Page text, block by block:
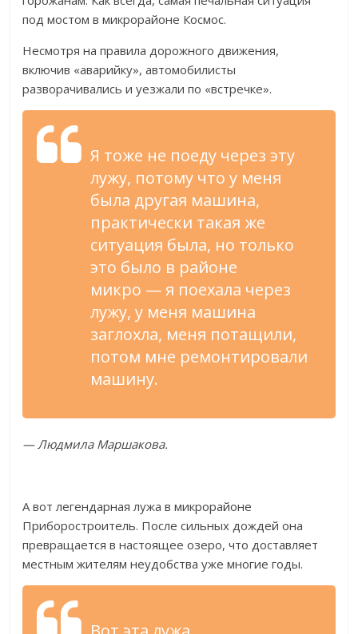
под мостом в микрорайоне Космос.
Несмотря на правила дорожного движения,
включив «аварийку», автомобилисты
разворачивались и уезжали по «встречке».
Я тоже не поеду через эту
лужу, потому что у меня
была другая машина,
практически такая же
ситуация была, но только
это было в районе
микро —я поехала через
лужу, у меня машина
заглохла, меня потащили,
потом мне ремонтировали
машину.
— Людмила Маршакова.
А вот легендарная лужа в микрорайоне
Приборостроитель. После сильных дождей она
превращается в настоящее озеро, что доставляет
местным жителям неудобства уже многие годы.